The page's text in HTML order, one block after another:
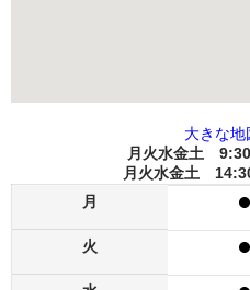
大きな地
月火水金土
月火水金土
月
火